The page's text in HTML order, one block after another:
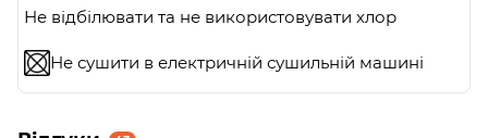
Не відбілювати та не використовувати хлор
Не сушити в електричній сушильній машині